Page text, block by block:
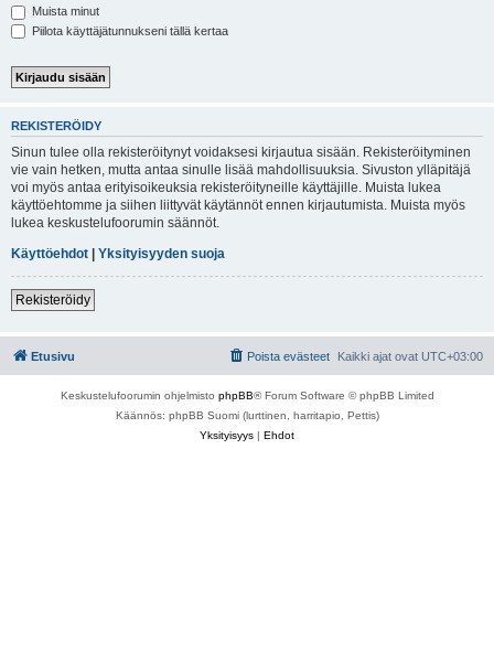
Muista minut
Piilota käyttäjätunnukseni tällä kertaa
REKISTERÖIDY
Sinun tulee olla rekisteröitynyt voidaksesi kirjautua sisään. Rekisteröityminen
vie vain hetken, mutta antaa sinulle lisää mahdollisuuksia. Sivuston ylläpitäjä
voi myös antaa erityisoikeuksia rekisteröityneille käyttäjille. Muista lukea
käyttöehtomme ja siihen liittyvät käytännöt ennen kirjautumista. Muista myös
lukea keskustelufoorumin säännöt.
Käyttöehdot | Yksityisyyden suoja
Rekisteröidy
Etusivu Kaikki ajat ovat UTC+03:00
Poista evästeet
Keskustelufoorumin ohjelmisto phpBB® Forum Software © phpBB Limited
Käännös: phpBB Suomi (lurttinen, harritapio, Pettis)
Yksityisyys | Ehdot